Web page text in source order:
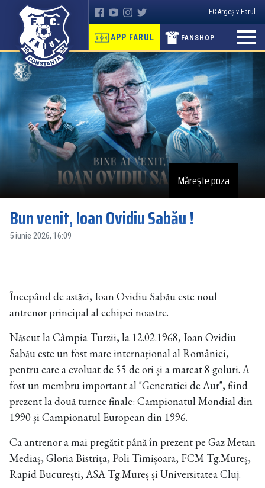
FC Argeș v Farul
APP FARUL FANSHOP
Mărește poza
Bun venit, Ioan Ovidiu Sabău !
5 iunie 2026, 16:09
Începând de astăzi, Ioan Ovidiu Sabău este noul
antrenor principal al echipei noastre.
Născut la Câmpia Turzii, la 12.02.1968, Ioan Ovidiu
Sabău este un fost mare internațional al României,
pentru care a evoluat de 55 de ori și a marcat 8 goluri. A
fost un membru important al "Generatiei de Aur", fiind
prezent la două turnee finale: Campionatul Mondial din
1990 și Campionatul European din 1996.
Ca antrenor a mai pregătit până în prezent pe Gaz Metan
Mediaș, Gloria Bistrița, Poli Timișoara, FCM Tg.Mureș,
Rapid București, ASA Tg.Mureș și Universitatea Cluj.